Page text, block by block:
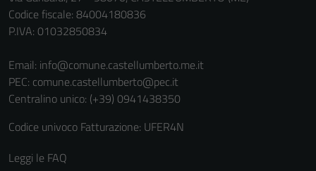
Codice fiscale: 84004180836
P.IVA: 01032850834
Email: info@comune.castellumberto.me.it
PEC: comune.castellumberto@pec.it
Centralino unico: (+39) 0941438350
Codice univoco Fatturazione: UFER4N
Leggi le FAQ